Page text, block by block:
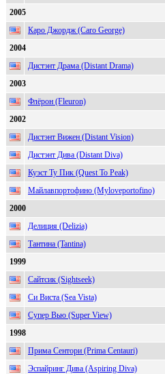
2005
Каро Джордж (Caro George)
2004
Дистэнт Драма (Distant Drama)
2003
Флёрон (Fleuron)
2002
Дистэнт Вижен (Distant Vision)
Дистэнт Дива (Distant Diva)
Куэст Ту Пик (Quest To Peak)
Майлавпортофино (Myloveportofino)
2000
Делиция (Delizia)
Тантина (Tantina)
1999
Сайтсик (Sightseek)
Си Виста (Sea Vista)
Супер Вью (Super View)
1998
Прима Сентори (Prima Centauri)
Эспайринг Дива (Aspiring Diva)